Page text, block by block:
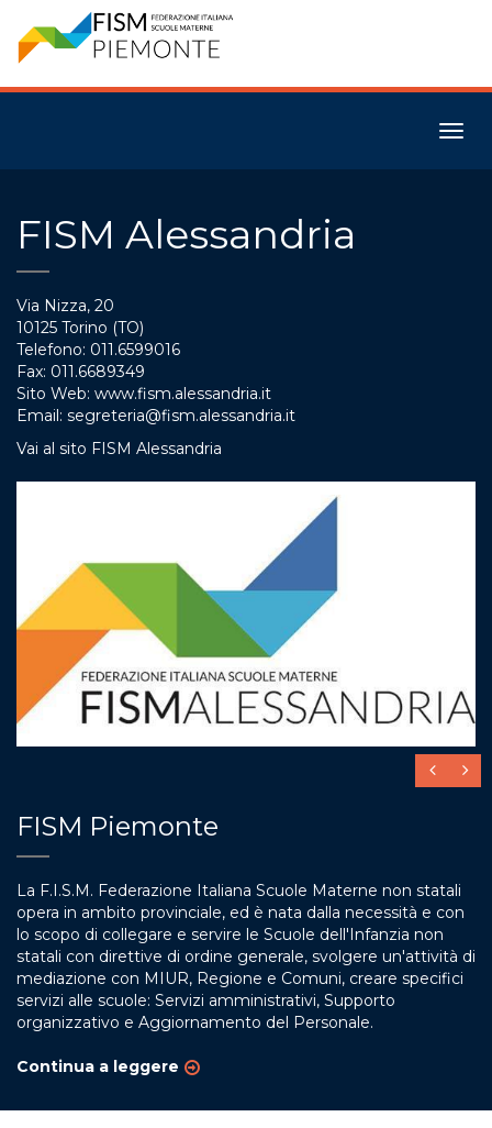
FISM Alessandria
Via Nizza, 20
10125 Torino (TO)
Telefono: 011.6599016
Fax: 011.6689349
Sito Web: www.fism.alessandria.it
Email: segreteria@fism.alessandria.it
Vai al sito FISM Alessandria
FISM Piemonte
La F.I.S.M. Federazione Italiana Scuole Materne non statali
opera in ambito provinciale, ed è nata dalla necessità e con
lo scopo di collegare e servire le Scuole dell'Infanzia non
statali con direttive di ordine generale, svolgere un'attività di
mediazione con MIUR, Regione e Comuni, creare specifici
servizi alle scuole: Servizi amministrativi, Supporto
organizzativo e Aggiornamento del Personale.
Continua a leggere